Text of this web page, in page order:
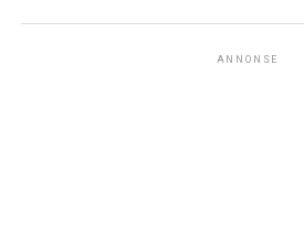
ANNONSE